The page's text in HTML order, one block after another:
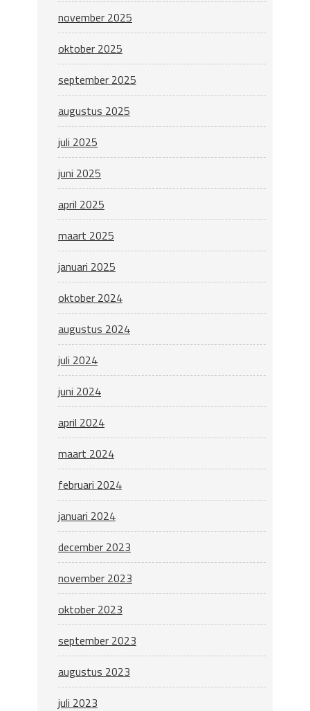
november 2025
oktober 2025
september 2025
augustus 2025
juli 2025
juni 2025
april 2025
maart 2025
januari 2025
oktober 2024
augustus 2024
juli 2024
juni 2024
april 2024
maart 2024
februari 2024
januari 2024
december 2023
november 2023
oktober 2023
september 2023
augustus 2023
juli 2023